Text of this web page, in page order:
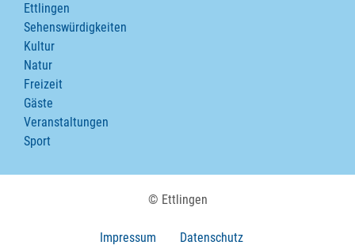
Ettlingen
Sehenswürdigkeiten
Kultur
Natur
Freizeit
Gäste
Veranstaltungen
Sport
© Ettlingen
Impressum
Datenschutz